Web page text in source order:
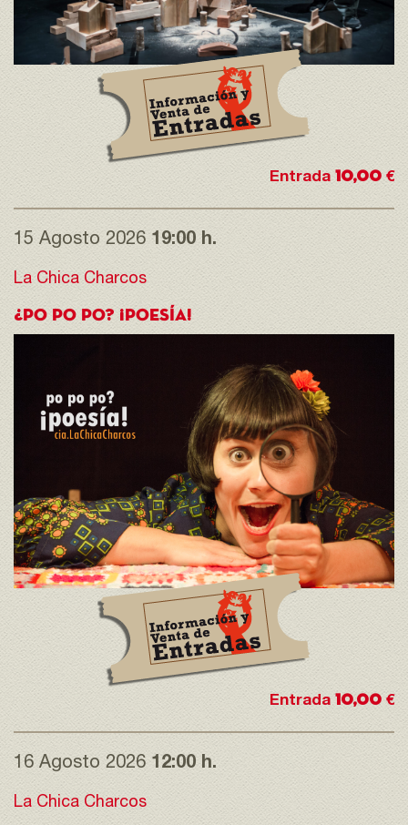
Entrada 10,00 €
15 Agosto 202619:00 h.
La Chica Charcos
¿PO PO PO? ¡POESÍA!
Entrada 10,00 €
16 Agosto 2026 12:00 h.
La Chica Charcos